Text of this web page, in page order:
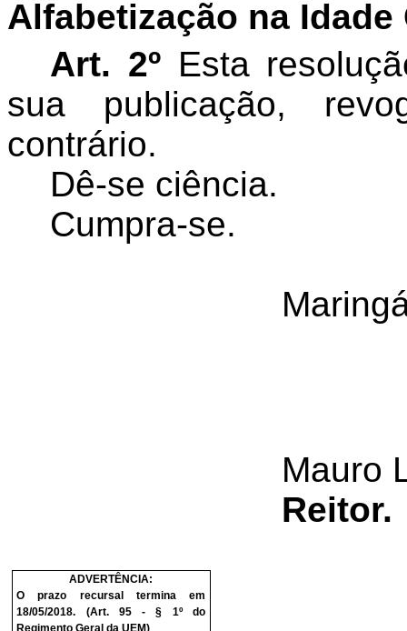
Alfabetização na Idade
Art. 2º Esta
sua publicação,
contrário.
Dê-se ciência.
Cumpra-se.
Mauro
Reitor.
ADVERTÊNCIA:
O prazo recursal termina em
18/05/2018. (Art. 95 - § 1º do